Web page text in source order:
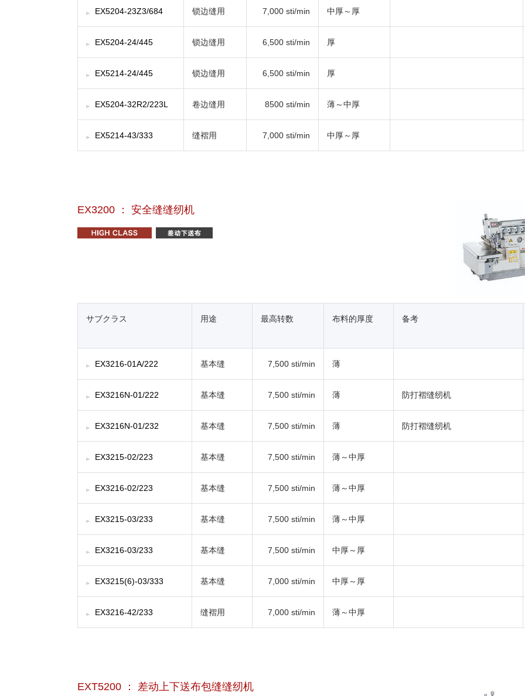
EX5204-23Z3/684 锁边缝用 7,000 sti/min 中厚～厚
EX5204-24/445 锁边缝用 6,500 sti/min 厚
EX5214-24/445 锁边缝用 6,500 sti/min 厚
EX5204-32R2/223L 卷边缝用 8500 sti/min 薄～中厚
EX5214-43/333 缝褶用 7,000 sti/min 中厚～厚
EX3200 ： 安全缝缝纫机
サブクラス 用途 最高转数 布料的厚度 备考
EX3216-01A/222 基本缝 7,500 sti/min 薄
EX3216N-01/222 基本缝 7,500 sti/min 薄 防打褶缝纫机
EX3216N-01/232 基本缝 7,500 sti/min 薄 防打褶缝纫机
EX3215-02/223 基本缝 7,500 sti/min 薄～中厚
EX3216-02/223 基本缝 7,500 sti/min 薄～中厚
EX3215-03/233 基本缝 7,500 sti/min 薄～中厚
EX3216-03/233 基本缝 7,500 sti/min 中厚～厚
EX3215(6)-03/333 基本缝 7,000 sti/min 中厚～厚
EX3216-42/233 缝褶用 7,000 sti/min 薄～中厚
EXT5200 ： 差动上下送布包缝缝纫机